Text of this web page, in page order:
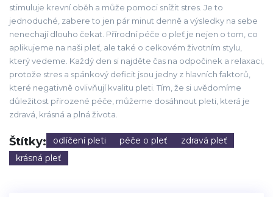
stimuluje krevní oběh a může pomoci snížit stres. Je to
jednoduché, zabere to jen pár minut denně a výsledky na sebe
nenechají dlouho čekat. Přírodní péče o pleť je nejen o tom, co
aplikujeme na naši pleť, ale také o celkovém životním stylu,
který vedeme. Každý den si najděte čas na odpočinek a relaxaci,
protože stres a spánkový deficit jsou jedny z hlavních faktorů,
které negativně ovlivňují kvalitu pleti. Tím, že si uvědomíme
důležitost přirozené péče, můžeme dosáhnout pleti, která je
zdravá, krásná a plná života.
Štítky: odlíčení pleti péče o pleť
zdravá pleť
krásná pleť